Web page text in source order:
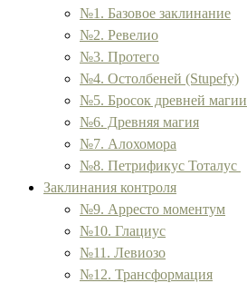
№1. Базовое заклинание
№2. Ревелио
№3. Протего
№4. Остолбеней (Stupefy)
№5. Бросок древней магии
№6. Древняя магия
№7. Алохомора
№8. Петрификус Тоталус
Заклинания контроля
№9. Арресто моментум
№10. Глациус
№11. Левиозо
№12. Трансформация